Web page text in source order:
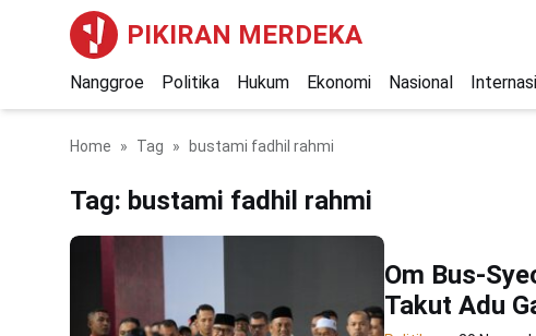
PIKIRAN MERDEKA
Nanggroe Politika Hukum Ekonomi Nasional
Home Tag bustami fadhil rahmi
Tag: bustami fadhil rahmi
Om Bus-
Takut Adu